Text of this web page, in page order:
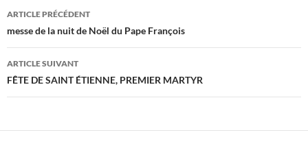
Navigation
des
articles
ARTICLE PRÉCÉDENT
messe de la nuit de Noël du Pape François
ARTICLE SUIVANT
FÊTE DE SAINT ÉTIENNE, PREMIER MARTYR